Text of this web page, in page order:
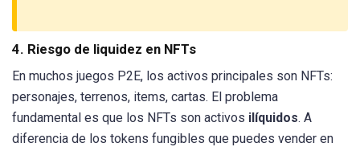
4. Riesgo de liquidez en NFTs
En muchos juegos P2E, los activos principales son NFTs:
personajes, terrenos, items, cartas. El problema
fundamental es que los NFTs son activos ilíquidos. A
diferencia de los tokens fungibles que puedes vender en